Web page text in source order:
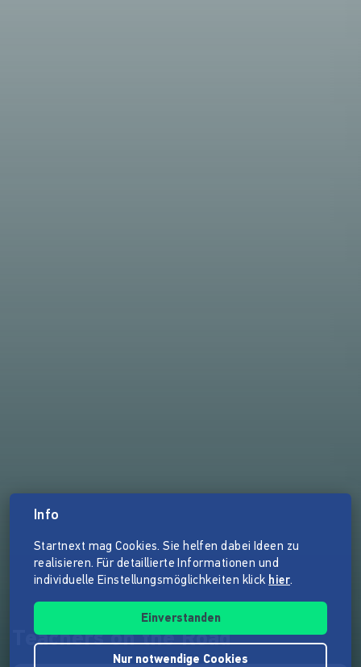
Teachers on the Road
Info
Startnext mag Cookies. Sie helfen dabei Ideen zu
realisieren. Für detaillierte Informationen und
individuelle Einstellungsmöglichkeiten klick hier.
Einverstanden
Nur notwendige Cookies